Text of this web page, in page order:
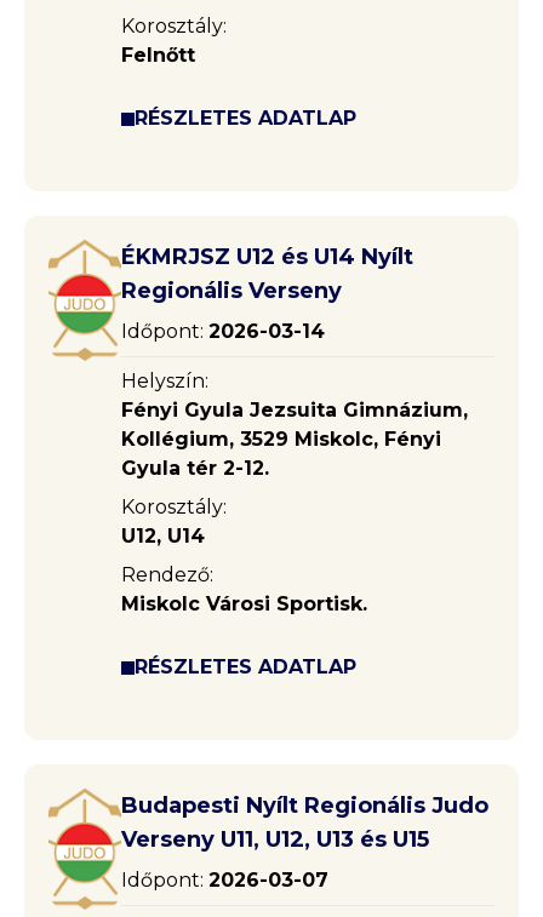
Korosztály:
Felnőtt
RÉSZLETES ADATLAP
ÉKMRJSZ U12 és U14 Nyílt
Regionális Verseny
Időpont: 2026-03-14
Helyszín:
Fényi Gyula Jezsuita Gimnázium,
Kollégium, 3529 Miskolc, Fényi
Gyula tér 2-12.
Korosztály:
U12, U14
Rendező:
Miskolc Városi Sportisk.
RÉSZLETES ADATLAP
Budapesti Nyílt Regionális Judo
Verseny U11, U12, U13 és U15
Időpont: 2026-03-07